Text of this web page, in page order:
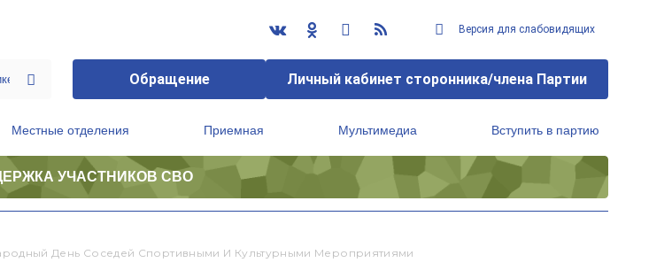
Версия для слабовидящих
Обращение Личный кабинет сторонника/члена Партии
Местные отделения Приемная Мультимедиа Вступить в партию
УЧАСТНИКОВ СВО
День Соседей Спортивными И Культурными Мероприятиями